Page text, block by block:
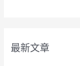
最新文章